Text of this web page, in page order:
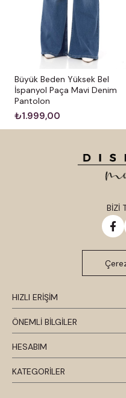
Büyük Beden Yüksek Bel
İspanyol Paça Mavi Denim
Pantolon
₺1.999,00
HIZLI ERİŞİM
ÖNEMLİ BİLGİLER
HESABIM
KATEGORİLER
BİZİ